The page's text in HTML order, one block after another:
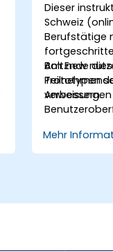
Dieser
Schweiz
Berufstätige
Bolt.new
Prototypen
verbessern.
Am Ende
beheben
Mehr